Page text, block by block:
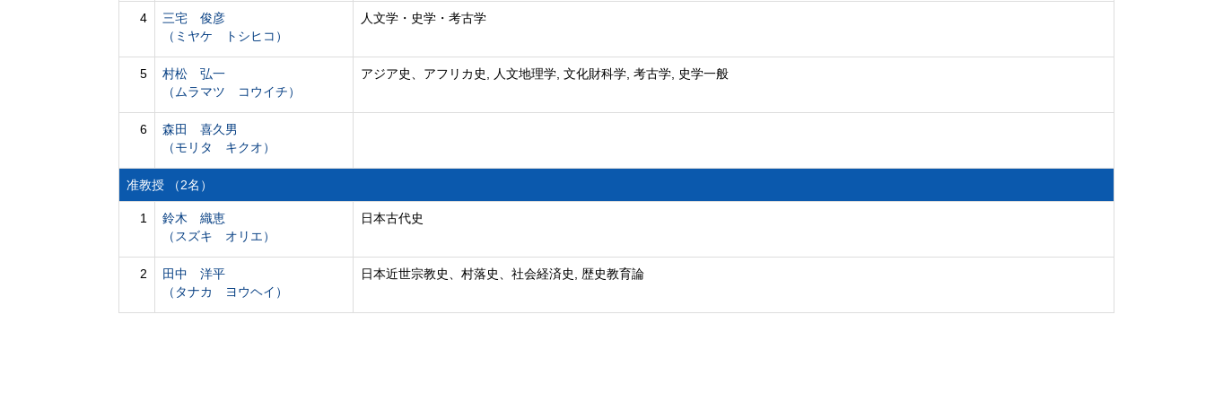
4
三宅 俊彦
（ミヤケ トシヒコ）
人文学・史学・考古学
5
村松 弘一
（ムラマツ コウイチ）
アジア史、アフリカ史, 人文地理学, 文化財科学, 考古学, 史学一般
6
森田 喜久男
（モリタ キクオ）
准教授 （2名）
1
鈴木 織恵
（スズキ オリエ）
日本古代史
2
田中 洋平
（タナカ ヨウヘイ）
日本近世宗教史、村落史、社会経済史, 歴史教育論